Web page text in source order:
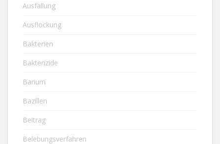
Ausfällung
Ausflockung
Bakterien
Bakterizide
Barium
Bazillen
Beitrag
Belebungsverfahren